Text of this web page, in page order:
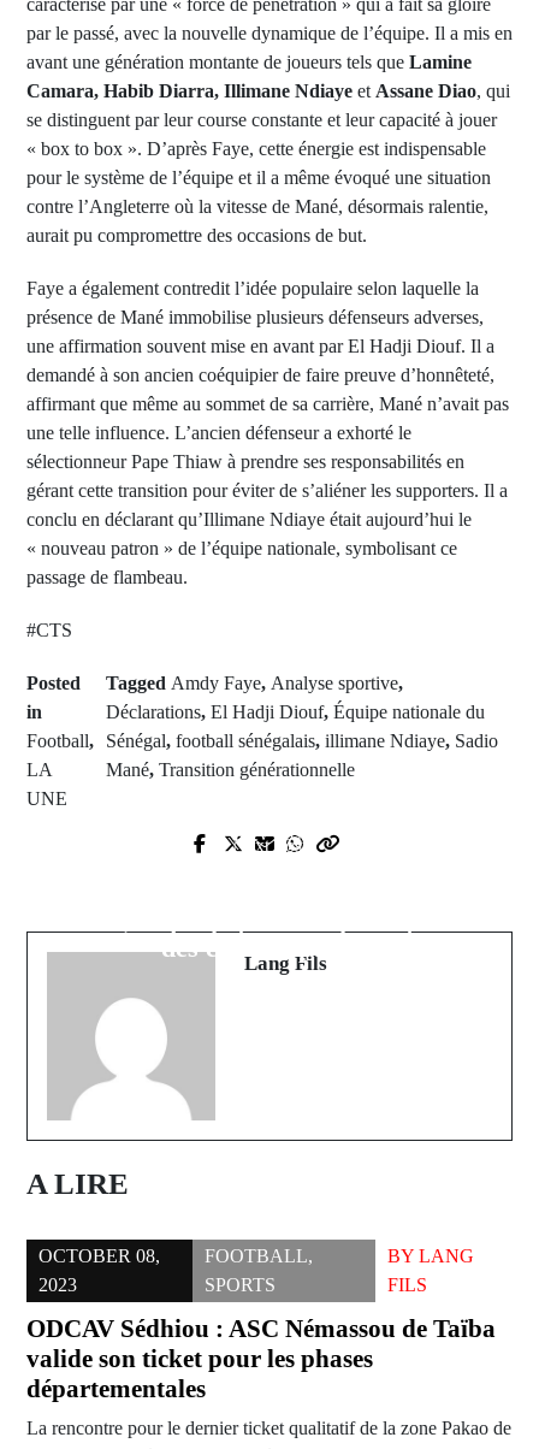
caractérisé par une « force de pénétration » qui a fait sa gloire
par le passé, avec la nouvelle dynamique de l’équipe. Il a mis en
avant une génération montante de joueurs tels que Lamine
Camara, Habib Diarra, Illimane Ndiaye et Assane Diao, qui
se distinguent par leur course constante et leur capacité à jouer
« box to box ». D’après Faye, cette énergie est indispensable
pour le système de l’équipe et il a même évoqué une situation
contre l’Angleterre où la vitesse de Mané, désormais ralentie,
aurait pu compromettre des occasions de but.
Faye a également contredit l’idée populaire selon laquelle la
présence de Mané immobilise plusieurs défenseurs adverses,
une affirmation souvent mise en avant par El Hadji Diouf. Il a
demandé à son ancien coéquipier de faire preuve d’honnêteté,
affirmant que même au sommet de sa carrière, Mané n’avait pas
une telle influence. L’ancien défenseur a exhorté le
sélectionneur Pape Thiaw à prendre ses responsabilités en
gérant cette transition pour éviter de s’aliéner les supporters. Il a
conclu en déclarant qu’Illimane Ndiaye était aujourd’hui le
« nouveau patron » de l’équipe nationale, symbolisant ce
passage de flambeau.
#CTS
Posted
in
Football,
LA
UNE
Tagged Amdy Faye, Analyse sportive,
Déclarations, El Hadji Diouf, Équipe nationale du
Sénégal, football sénégalais, illimane Ndiaye, Sadio
Mané, Transition générationnelle
Prev Post
gain facile tourne à la perte
Next Post
des espaces publics
Lang Fils
A LIRE
OCTOBER 08,
2023
FOOTBALL,
SPORTS
BYLANG
FILS
ODCAV Sédhiou : ASC Némassou de Taïba
valide son ticket pour les phases
départementales
La rencontre pour le dernier ticket qualitatif de la zone Pakao de